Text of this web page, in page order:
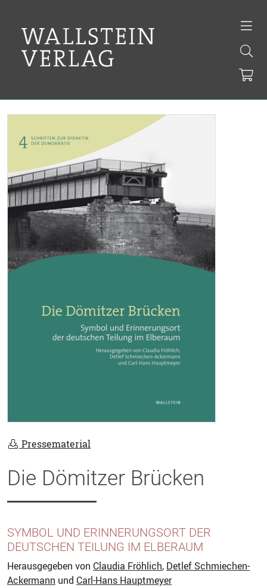
Pressematerial
Die Dömitzer Brücken
SYMBOL UND ERINNERUNGSORT DER
DEUTSCHEN TEILUNG IM ELBERAUM
Herausgegeben von Claudia Fröhlich, Detlef Schmiechen-
Ackermann und Carl-Hans Hauptmeyer